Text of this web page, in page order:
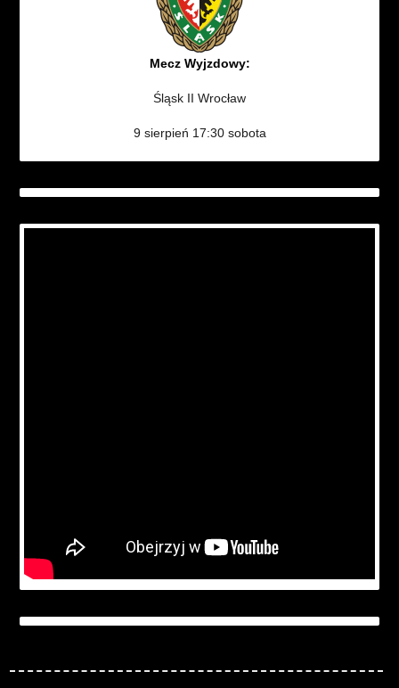
Mecz Wyjzdowy:
Śląsk II Wrocław
9 sierpień 17:30 sobota